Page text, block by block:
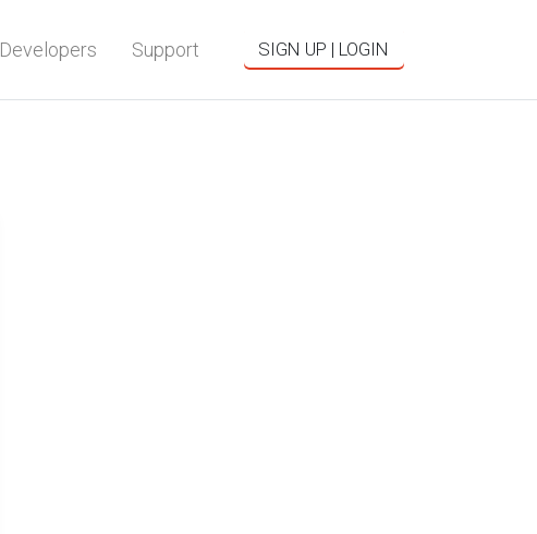
Developers Support SIGN UP | LOGIN